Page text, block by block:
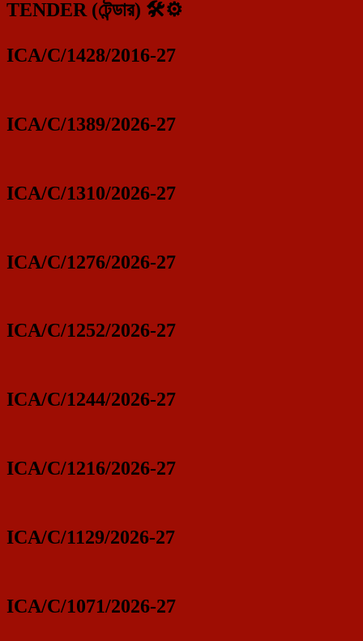
TENDER (টেন্ডার) 🛠️⚙️
ICA/C/1428/2016-27
ICA/C/1389/2026-27
ICA/C/1310/2026-27
ICA/C/1276/2026-27
ICA/C/1252/2026-27
ICA/C/1244/2026-27
ICA/C/1216/2026-27
ICA/C/1129/2026-27
ICA/C/1071/2026-27